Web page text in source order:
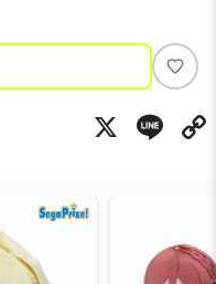
い
ね
X